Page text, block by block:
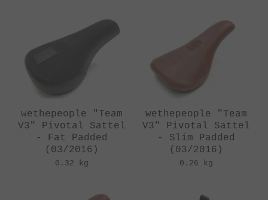
wethepeople "Team
V3" Pivotal Sattel
- Fat Padded
(03/2016)
0.32 kg
wethepeople "Team
V3" Pivotal Sattel
- Slim Padded
(03/2016)
0.26 kg